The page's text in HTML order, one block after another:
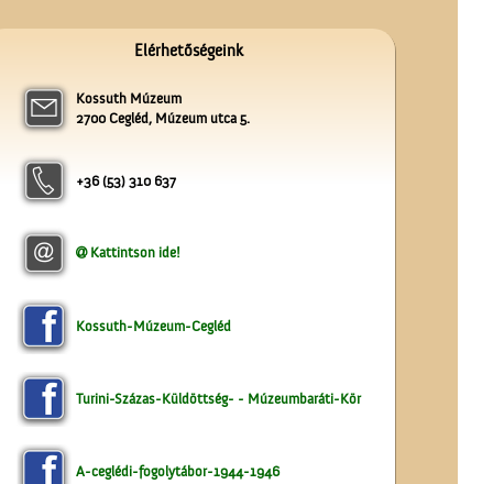
Elérhetőségeink
Kossuth Múzeum
2700 Cegléd, Múzeum utca 5.
+36 (53) 310 637
Kattintson ide!
Kossuth-Múzeum-Cegléd
Turini-Százas-Küldöttség- - Múzeumbaráti-Kör
A-ceglédi-fogolytábor-1944-1946